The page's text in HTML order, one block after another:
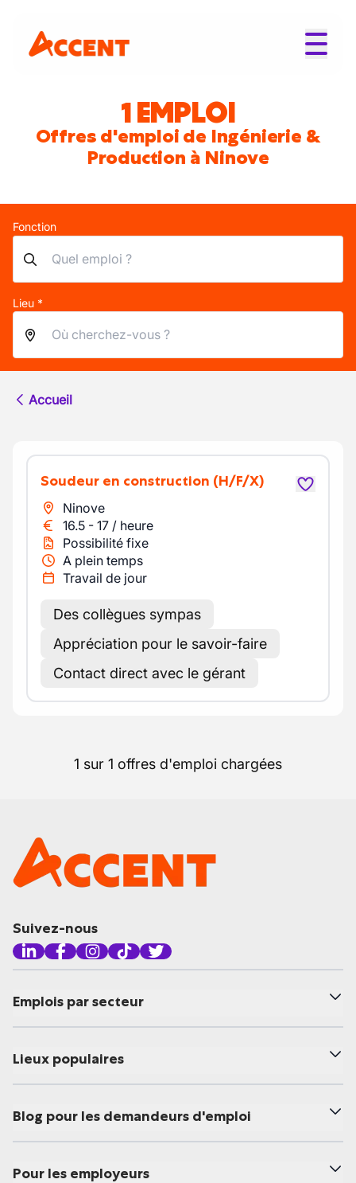
1 EMPLOI
Offres d'emploi de Ingénierie &
Production à Ninove
Fonction
Lieu *
Accueil
Soudeur en construction (H/F/X)
Ninove
16.5 - 17 / heure
Possibilité fixe
A plein temps
Travail de jour
Des collègues sympas
Appréciation pour le savoir-faire
Contact direct avec le gérant
1 sur 1 offres d'emploi chargées
Suivez-nous
Emplois par secteur
Lieux populaires
Blog pour les demandeurs d'emploi
Pour les employeurs